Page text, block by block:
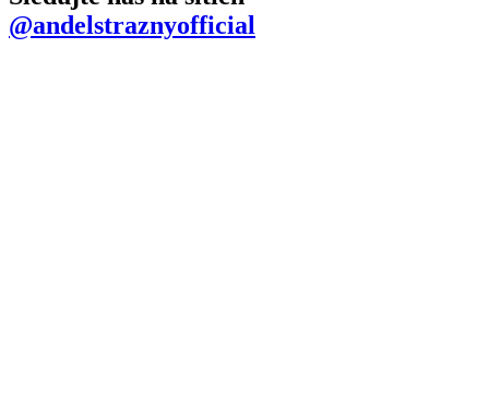
@andelstraznyofficial